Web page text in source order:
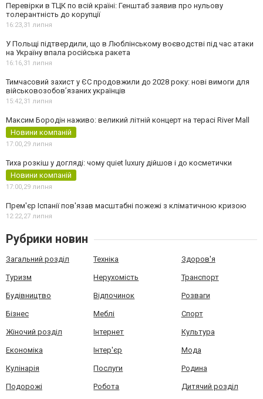
Перевірки в ТЦК по всій країні: Генштаб заявив про нульову
толерантність до корупції
16:23,31 липня
У Польщі підтвердили, що в Люблінському воєводстві під час атаки
на Україну впала російська ракета
16:16,31 липня
Тимчасовий захист у ЄС продовжили до 2028 року: нові вимоги для
військовозобов’язаних українців
15:42,31 липня
Максим Бородін наживо: великий літній концерт на терасі River Mall
Новини компаній
17:00,29 липня
Тиха розкіш у догляді: чому quiet luxury дійшов і до косметички
Новини компаній
17:00,29 липня
Прем'єр Іспанії пов'язав масштабні пожежі з кліматичною кризою
12:22,27 липня
Рубрики новин
Загальний розділ Техніка Здоров'я
Туризм Нерухомість Транспорт
Будівництво Відпочинок Розваги
Бізнес Меблі Спорт
Жіночий розділ Інтернет Культура
Економіка Інтер'єр Мода
Кулінарія Послуги Родина
Подорожі Робота Дитячий розділ